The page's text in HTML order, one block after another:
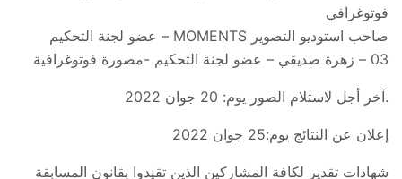
فوتوغرافي
صاحب استوديو التصوير MOMENTS – عضو لجنة التحكيم
03 – زهرة صديقي – عضو لجنة التحكيم -مصورة فوتوغرافية
.آخر أجل لاستلام الصور يوم: 20 جوان 2022
إعلان عن النتائج يوم:25 جوان 2022
شهادات تقدير لكافة المشاركين الذين تقيدوا بقانون المسابقة